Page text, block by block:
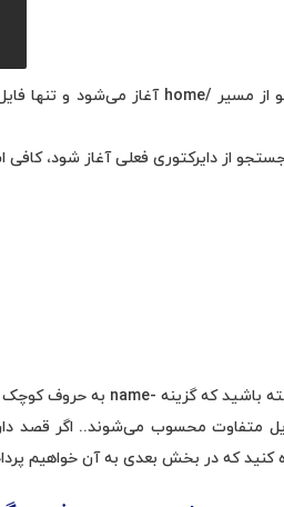
از دایرکتوری فعلی آغاز شود،
متفاوت محسوب می‌شوند.. اگر قصد